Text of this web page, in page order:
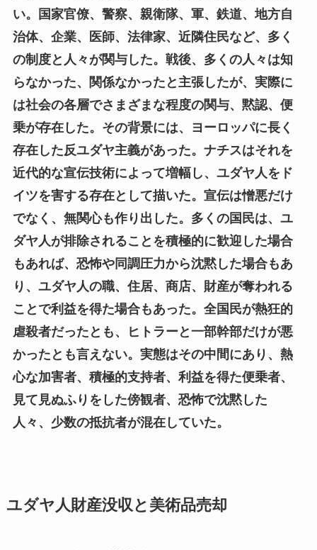
い。国家官僚、警察、親衛隊、軍、鉄道、地方自
治体、企業、医師、法律家、近隣住民など、多く
の制度と人々が関与した。戦後、多くの人々は知
らなかった、関係なかったと主張したが、実際に
は社会の各層でさまざまな程度の関与、黙認、便
乗が存在した。その背景には、ヨーロッパに長く
存在した反ユダヤ主義があった。ナチスはそれを
近代的な宣伝技術によって増幅し、ユダヤ人をド
イツを害する存在として描いた。宣伝は憎悪だけ
でなく、無関心も作り出した。多くの国民は、ユ
ダヤ人が排除されることを積極的に歓迎した場合
もあれば、恐怖や同調圧力から沈黙した場合もあ
り、ユダヤ人の職、住居、商店、財産が奪われる
ことで利益を得た場合もあった。全国民が熱狂的
虐殺者だったとも、ヒトラーと一部幹部だけが悪
かったとも言えない。実態はその中間にあり、熱
心な加害者、積極的支持者、利益を得た便乗者、
見て見ぬふりをした傍観者、恐怖で沈黙した
人々、少数の抵抗者が混在していた。
ユダヤ人財産没収と美術品売却